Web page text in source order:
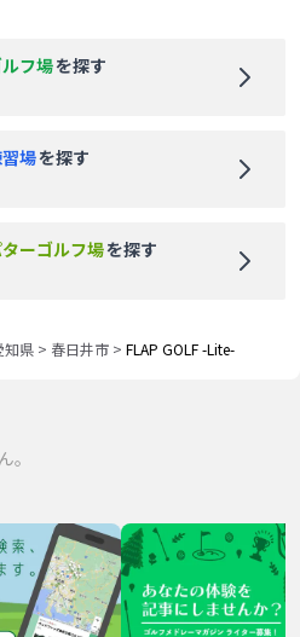
フ場を探す
場を探す
ーゴルフ場を探す
知県 > 春日井市 > FLAP GOLF -Lite-
。